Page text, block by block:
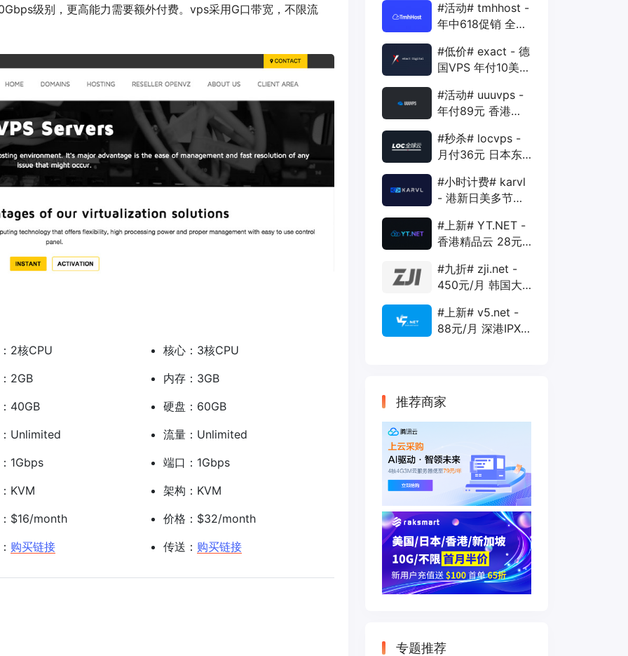
级别，更高能力需要额外付费。vps采用G口带宽，不限流
2核CPU
2GB
40GB
Unlimited
1Gbps
KVM
$16/month
购买链接
核心：3核CPU
内存：3GB
硬盘：60GB
流量：Unlimited
端口：1Gbps
架构：KVM
价格：$32/month
传送： 购买链接
#活动# tmhhost -
年中618促销 全场
年付VPS
#低价# exact - 德
国VPS 年付10美元
1Gbps
#活动# uuuvps -
年付89元 香港
400G 30M
#秒杀# locvps -
月付36元 日本东
40G 1T 450Mbps
#小时计费# karvl
- 港新日美多节点
20G 5T 1Gbps
#上新# YT.NET -
香港精品云 28元/
AS10099+移动
CMI
#九折# zji.net -
450元/月 韩国大
优化和纯国际线路
#上新# v5.net -
88元/月 深港IPX
推荐商家
专题推荐